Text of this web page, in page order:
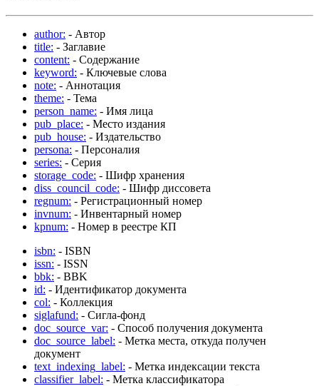
author: - Автор
title: - Заглавие
content: - Содержание
keyword: - Ключевые слова
note: - Аннотация
theme: - Тема
person_name: - Имя лица
pub_place: - Место издания
pub_house: - Издательство
persona: - Персоналия
series: - Серия
storage_code: - Шифр хранения
diss_council_code: - Шифр диссовета
regnum: - Регистрационный номер
invnum: - Инвентарный номер
kpnum: - Номер в реестре КП
isbn: - ISBN
issn: - ISSN
bbk: - BBK
id: - Идентификатор документа
col: - Коллекция
siglafund: - Сигла-фонд
doc_source_var: - Способ получения документа
doc_source_label: - Метка места, откуда получен
документ
text_indexing_label: - Метка индексации текста
classifier_label: - Метка классификатора